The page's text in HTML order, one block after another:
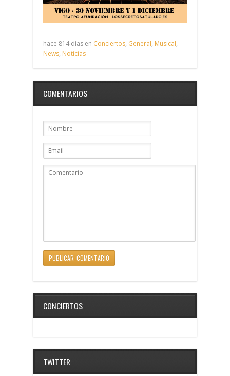
hace 814 días en Conciertos, General, Musical,
News, Noticias
COMENTARIOS
CONCIERTOS
TWITTER